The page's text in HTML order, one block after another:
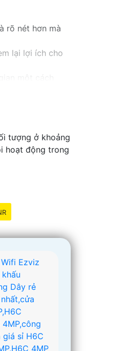
rõ nét hơn mà
lại lợi ích cho
vệ an ninh
tượng ở khoảng
hoạt động trong